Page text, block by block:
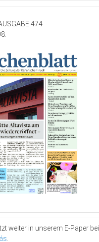
474
weiter in unserem E-Paper bei